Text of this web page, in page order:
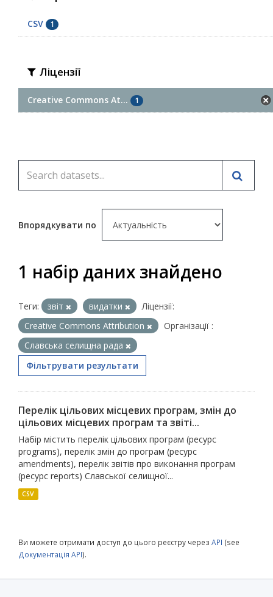
CSV 1
Ліцензії
Creative Commons At... 1
Впорядкувати по
1 набір даних знайдено
Теги: звіт видатки
Ліцензії:
Creative Commons Attribution
Організації :
Славська селищна рада
Фільтрувати результати
Перелік цільових місцевих програм, змін до
цільових місцевих програм та звіті...
Набір містить перелік цільових програм (ресурс
programs), перелік змін до програм (ресурс
amendments), перелік звітів про виконання програм
(ресурс reports) Славської селищної...
CSV
Ви можете отримати доступ до цього реєстру через API (see
Документація API).